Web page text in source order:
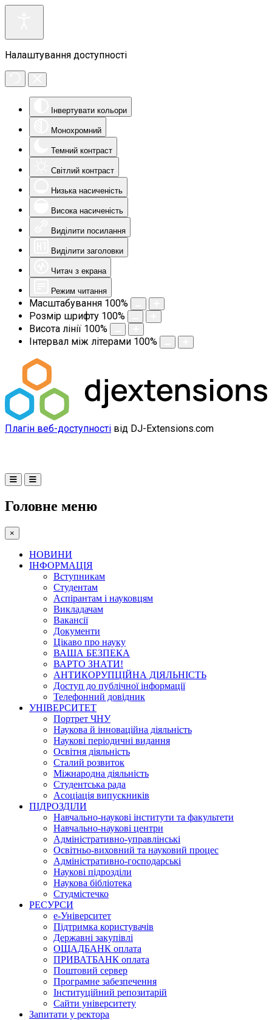
Налаштування доступності
Інвертувати кольори
Монохромний
Темний контраст
Світлий контраст
Низька насиченість
Висока насиченість
Виділити посилання
Виділити заголовки
Читач з екрана
Режим читання
Масштабування 100%
Розмір шрифту 100%
Висота лінії 100%
Інтервал між літерами 100%
Плагін веб-доступності від DJ-Extensions.com
Головне меню
×
НОВИНИ
ІНФОРМАЦІЯ
Вступникам
Студентам
Аспірантам і науковцям
Викладачам
Вакансії
Документи
Цікаво про науку
ВАША БЕЗПЕКА
ВАРТО ЗНАТИ!
АНТИКОРУПЦІЙНА ДІЯЛЬНІСТЬ
Доступ до публічної інформації
Телефонний довідник
УНІВЕРСИТЕТ
Портрет ЧНУ
Наукова й інноваційна діяльність
Наукові періодичні видання
Освітня діяльність
Сталий розвиток
Міжнародна діяльність
Студентська рада
Асоціація випускників
ПІДРОЗДІЛИ
Навчально-наукові інститути та факультети
Навчально-наукові центри
Адміністративно-управлінські
Освітньо-виховний та науковий процес
Адміністративно-господарські
Наукові підрозділи
Наукова бібліотека
Студмістечко
РЕСУРСИ
е-Університет
Підтримка користувачів
Державні закупівлі
ОЩАДБАНК оплата
ПРИВАТБАНК оплата
Поштовий сервер
Програмне забезпечення
Інституційний репозитарій
Сайти університету
Запитати у ректора